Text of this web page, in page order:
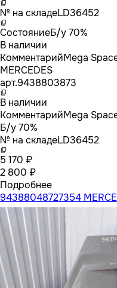
№ на складеLD36452
СостояниеБ/у 70%
В наличии
КомментарийMega
MERCEDES
арт.9438803873
В наличии
КомментарийMega
Б/у 70%
№ на складеLD36452
5 170 ₽
2 800 ₽
Подробнее
94388048727354
часть